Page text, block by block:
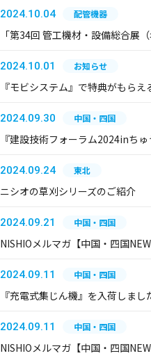
2024.10.04 配管機器
「第34回 管工機材・設備総合展
2024.10.01 お知らせ
『モビシステム』で特典がもら
2024.09.30 中国・四国
『建設技術フォーラム2024inち
2024.09.24 東北
ニシオの草刈シリーズのご紹介
2024.09.21 中国・四国
NISHIOメルマガ【中国・四国
2024.09.11 中国・四国
『充電式集じん機』を入荷しまし
2024.09.11 中国・四国
NISHIOメルマガ【中国・四国